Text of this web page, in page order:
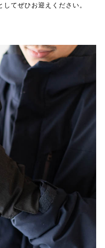
てぜひお迎えください。